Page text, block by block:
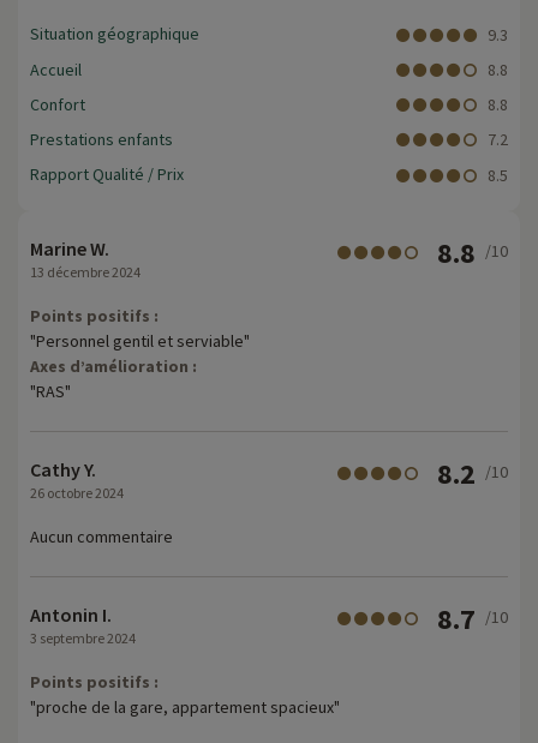
Situation géographique
9.3
Accueil
8.8
Confort
8.8
Prestations enfants
7.2
Rapport Qualité / Prix
8.5
Marine W.
13 décembre 2024
8.8 /10
Points positifs :
"Personnel gentil et serviable"
Axes d’amélioration :
"RAS"
Cathy Y.
26 octobre 2024
8.2 /10
Aucun commentaire
Antonin I.
3 septembre 2024
8.7 /10
Points positifs :
"proche de la gare, appartement spacieux"